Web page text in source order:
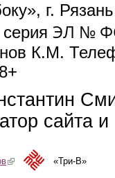
г.
ЭЛ №
К.М.
e-mail)
сайта
(link is external)«Три-В»